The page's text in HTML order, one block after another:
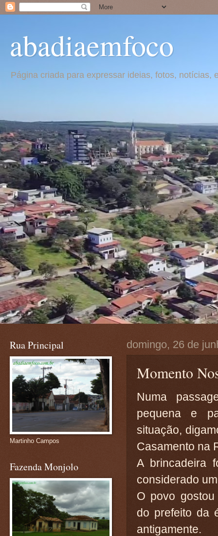
abadiaemfoco
Página criada para expressar ideias, fotos,
domingo, 26 de
Momento
Numa
pequena e
situação,
Casamento na
A brincadeira
considerado
O povo
do prefeito da
antigamente.
Rua Principal
Martinho Campos
Fazenda Monjolo